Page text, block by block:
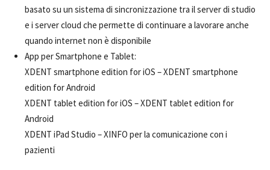
basato su un sistema di sincronizzazione tra il server di studio
e i server cloud che permette di continuare a lavorare anche
quando internet non è disponibile
App per Smartphone e Tablet:
XDENT smartphone edition for iOS – XDENT smartphone
edition for Android
XDENT tablet edition for iOS – XDENT tablet edition for
Android
XDENT iPad Studio – XINFO per la comunicazione con i
pazienti